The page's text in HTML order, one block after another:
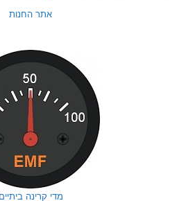
אתר החנות
מדי קרינה ביתיים